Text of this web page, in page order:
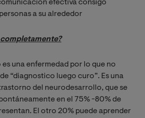
efectiva consigo
a su alrededor
una enfermedad por lo que no
“diagnostico luego curo”. Es una
del neurodesarrollo, que se
en el 75% -80% de
El otro 20% puede aprender